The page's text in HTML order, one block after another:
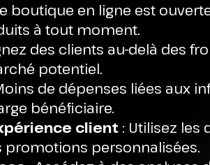
boutique en ligne est
à tout moment.
des clients au-delà des
potentiel.
de dépenses liées aux
bénéficiaire.
client: Utilisez les
personnalisées.